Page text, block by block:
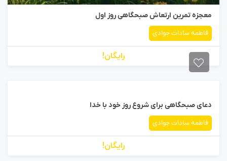
معجزه تمرین ارتعاش صبحگاهی روز اول
فاطمه سادات جوادی
رایگان!
دعای صبحگاهی برای شروع روز خود با خدا
فاطمه سادات جوادی
رایگان!